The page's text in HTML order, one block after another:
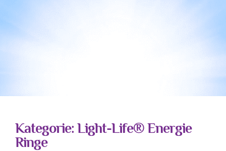
Kategorie: Light-Life® Energie
Ringe